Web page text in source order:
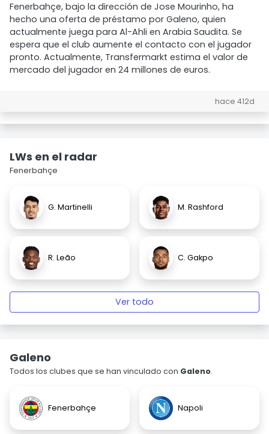
Fenerbahçe, bajo la dirección de Jose Mourinho, ha
hecho una oferta de préstamo por Galeno, quien
actualmente juega para Al-Ahli en Arabia Saudita. Se
espera que el club aumente el contacto con el jugador
pronto. Actualmente, Transfermarkt estima el valor de
mercado del jugador en 24 millones de euros.
hace 412d
LWs en el radar
Fenerbahçe
G. Martinelli M. Rashford
R. Leão C. Gakpo
Ver todo
Galeno
Todos los clubes que se han vinculado con Galeno.
Fenerbahçe Napoli